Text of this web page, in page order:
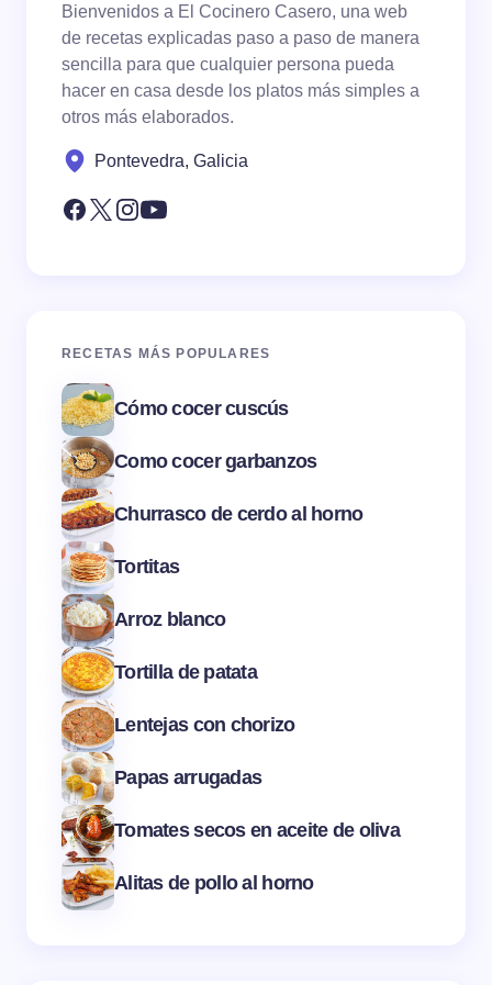
Bienvenidos a El Cocinero Casero, una web
de recetas explicadas paso a paso de manera
sencilla para que cualquier persona pueda
hacer en casa desde los platos más simples a
otros más elaborados.
Pontevedra, Galicia
RECETAS MÁS POPULARES
Cómo cocer cuscús
Como cocer garbanzos
Churrasco de cerdo al horno
Tortitas
Arroz blanco
Tortilla de patata
Lentejas con chorizo
Papas arrugadas
Tomates secos en aceite de oliva
Alitas de pollo al horno